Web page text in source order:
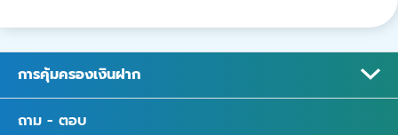
การคุ้มครองเงินฝาก
ถาม - ตอบ